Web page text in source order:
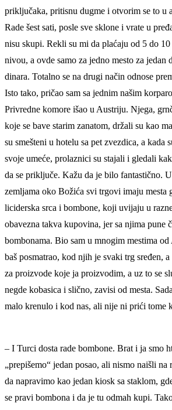
priključaka, pritisnu dugme i otvorim se to u
Rade šest sati, posle sve sklone i vrate u
nisu skupi. Rekli su mi da plaćaju od 5 do
nivou, a ovde samo za jedno mesto za jedan
dinara. Totalno se na drugi način odnose
Isto tako, pričao sam sa jednim našim
Privredne komore išao u Austriju. Njega,
koje se bave starim zanatom, držali su kao
su smešteni u hotelu sa pet zvezdica, a kada
svoje umeće, prolaznici su stajali i gledali
da se priključe. Kažu da je bilo fantastično.
zemljama oko Božića svi trgovi imaju mesta
liciderska srca i bombone, koji uvijaju u
obavezna takva kupovina, jer sa njima pune
bombonama. Bio sam u mnogim mestima
baš posmatrao, kod njih je svaki trg sređen,
za proizvode koje ja proizvodim, a uz to se
negde kobasica i slično, zavisi od mesta.
malo krenulo i kod nas, ali nije ni prići tome
– I Turci dosta rade bombone. Brat i ja smo
„prepišemo“ jedan posao, ali nismo naišli
da napravimo kao jedan kiosk sa staklom,
se pravi bombona i da je tu odmah kupi.